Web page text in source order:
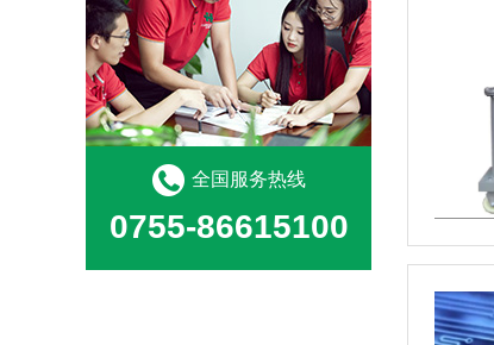
全国服务热线
0755-86615100